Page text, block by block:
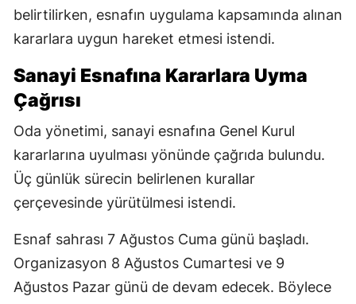
belirtilirken, esnafın uygulama kapsamında alınan
kararlara uygun hareket etmesi istendi.
Sanayi Esnafına Kararlara Uyma
Çağrısı
Oda yönetimi, sanayi esnafına Genel Kurul
kararlarına uyulması yönünde çağrıda bulundu.
Üç günlük sürecin belirlenen kurallar
çerçevesinde yürütülmesi istendi.
Esnaf sahrası 7 Ağustos Cuma günü başladı.
Organizasyon 8 Ağustos Cumartesi ve 9
Ağustos Pazar günü de devam edecek. Böylece